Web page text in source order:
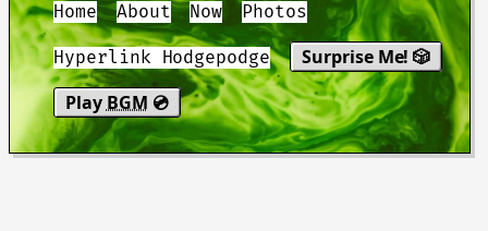
Home About Now Photos
Hyperlink Hodgepodge
Surprise Me! 🎲
Play BGM 💿